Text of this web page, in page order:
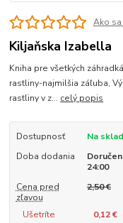
Ako sa
Kiljaňska Izabella
Kniha pre všetkých
rastliny-najmilšia záľuba,
rastliny v z... celý popis
Dostupnosť
Na
Doba dodania
24:00
Cena pred
zľavou
2,50 €
Ušetríte 0,12 €